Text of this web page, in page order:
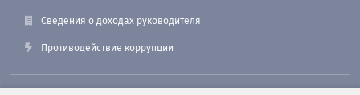
Сведения о доходах руководителя
Противодействие коррупции